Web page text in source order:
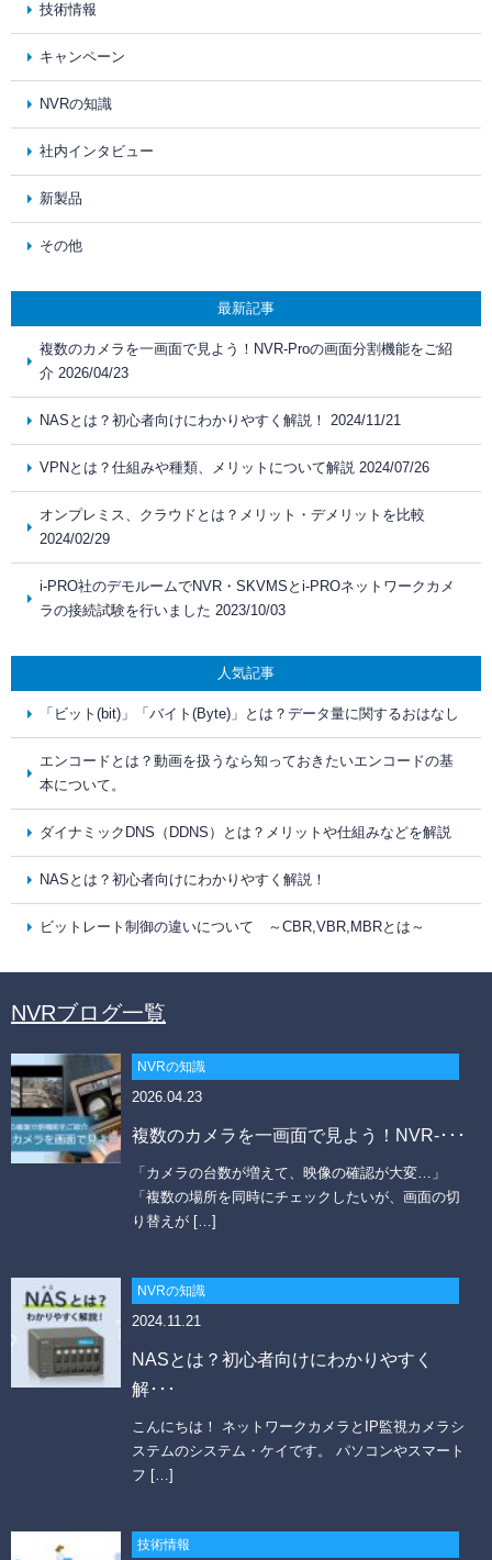
技術情報
キャンペーン
NVRの知識
社内インタビュー
新製品
その他
最新記事
複数のカメラを一画面で見よう！NVR-Proの画面分割機能をご紹
介 2026/04/23
NASとは？初心者向けにわかりやすく解説！ 2024/11/21
VPNとは？仕組みや種類、メリットについて解説 2024/07/26
オンプレミス、クラウドとは？メリット・デメリットを比較
2024/02/29
i-PRO社のデモルームでNVR・SKVMSとi-PROネットワークカメ
ラの接続試験を行いました 2023/10/03
人気記事
「ビット(bit)」「バイト(Byte)」とは？データ量に関するおはなし
エンコードとは？動画を扱うなら知っておきたいエンコードの基
本について。
ダイナミックDNS（DDNS）とは？メリットや仕組みなどを解説
NASとは？初心者向けにわかりやすく解説！
ビットレート制御の違いについて ～CBR,VBR,MBRとは～
NVRブログ一覧
NVRの知識
2026.04.23
複数のカメラを一画面で見よう！NVR-･･･
「カメラの台数が増えて、映像の確認が大変…」
「複数の場所を同時にチェックしたいが、画面の切
り替えが […]
NVRの知識
2024.11.21
NASとは？初心者向けにわかりやすく
解･･･
こんにちは！ ネットワークカメラとIP監視カメラシ
ステムのシステム・ケイです。 パソコンやスマート
フ […]
技術情報